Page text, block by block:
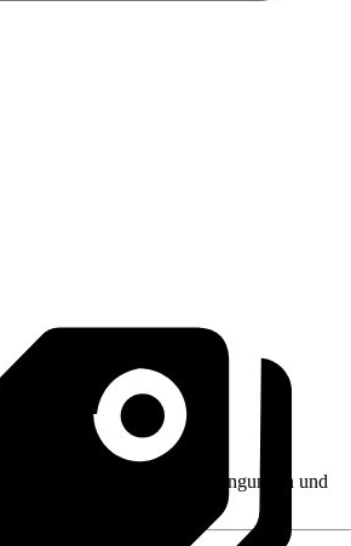
wie z. B. Rückgabebedingungen und
den Verkäufernamen.